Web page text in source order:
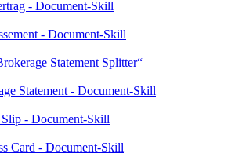
- Document-Skill
- Document-Skill
Statement Splitter“
Statement - Document-Skill
- Document-Skill
Card - Document-Skill